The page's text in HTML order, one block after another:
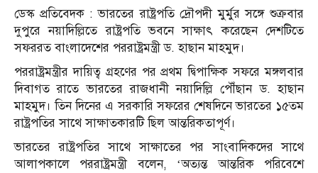
ডেস্ক প্রতিবেদক : ভারতের রাষ্ট্রপতি দ্রৌপদী মুর্মুর সঙ্গে শুক্রবার
দুপুরে নয়াদিল্লিতে রাষ্ট্রপতি ভবনে সাক্ষাৎ করেছেন দেশটিতে
সফররত বাংলাদেশের পররাষ্ট্রমন্ত্রী ড. হাছান মাহমুদ।
পররাষ্ট্রমন্ত্রীর দায়িত্ব গ্রহণের পর প্রথম দ্বিপাক্ষিক সফরে মঙ্গলবার
দিবাগত রাতে ভারতের রাজধানী নয়াদিল্লি পৌঁছান ড. হাছান
মাহমুদ। তিন দিনের এ সরকারি সফরের শেষদিনে ভারতের ১৫তম
রাষ্ট্রপতির সাথে সাক্ষাতকারটি ছিল আন্তরিকতাপূর্ণ।
ভারতের রাষ্ট্রপতির সাথে সাক্ষাতের পর সাংবাদিকদের সাথে
আলাপকালে পররাষ্ট্রমন্ত্রী বলেন, ‘অত্যন্ত আন্তরিক পরিবেশে